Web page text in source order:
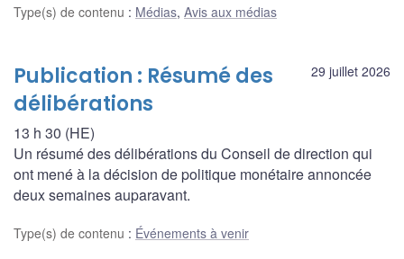
Type(s) de contenu : Médias, Avis aux médias
29 juillet 2026
Publication : Résumé des
délibérations
13 h 30 (HE)
Un résumé des délibérations du Conseil de direction qui
ont mené à la décision de politique monétaire annoncée
deux semaines auparavant.
Type(s) de contenu : Événements à venir